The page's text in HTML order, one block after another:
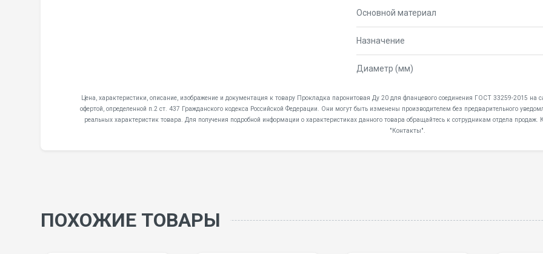
Основной материал
Назначение
Диаметр (мм)
Цена, характеристики, описание, изображение и документация к товару Прокладка паронитовая Ду 20 для фланцевого соединения ГОСТ 33259-2015 на
офертой, определенной п.2 ст. 437 Гражданского кодекса Российской Федерации. Они могут быть изменены производителем без предварительного
реальных характеристик товара. Для получения подробной информации о характеристиках данного товара обращайтесь к сотрудникам отдела
"Контакты".
ПОХОЖИЕ ТОВАРЫ